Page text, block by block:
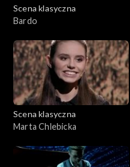
Scena klasyczna
Bardo
Scena klasyczna
Marta Chlebicka